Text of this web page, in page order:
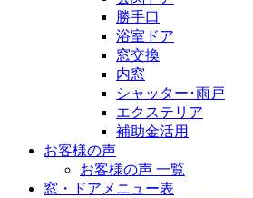
勝手口
浴室ドア
窓交換
内窓
シャッター･雨戸
エクステリア
補助金活用
お客様の声
お客様の声 一覧
窓・ドアメニュー表